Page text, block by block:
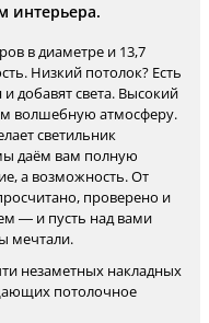
интерьера.
в диаметре и 13,7
Низкий потолок? Есть
добавят света. Высокий
волшебную атмосферу.
светильник
даём вам полную
а возможность. От
проверено и
— и пусть над вами
мечтали.
незаметных накладных
потолочное